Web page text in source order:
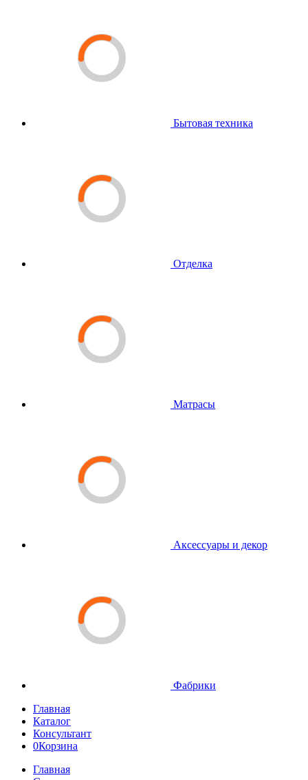
Бытовая техника
Отделка
Матрасы
Аксессуары и декор
Фабрики
Главная
Каталог
Консультант
0Корзина
Главная